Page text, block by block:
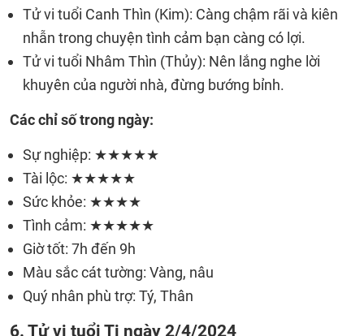
Tử vi tuổi Canh Thìn (Kim): Càng chậm rãi và kiên
nhẫn trong chuyện tình cảm bạn càng có lợi.
Tử vi tuổi Nhâm Thìn (Thủy): Nên lắng nghe lời
khuyên của người nhà, đừng bướng bỉnh.
Các chỉ số trong ngày:
Sự nghiệp: ★★★★★
Tài lộc: ★★★★★
Sức khỏe: ★★★★
Tình cảm: ★★★★★
Giờ tốt: 7h đến 9h
Màu sắc cát tường: Vàng, nâu
Quý nhân phù trợ: Tý, Thân
6. Tử vi tuổi Tị ngày 2/4/2024